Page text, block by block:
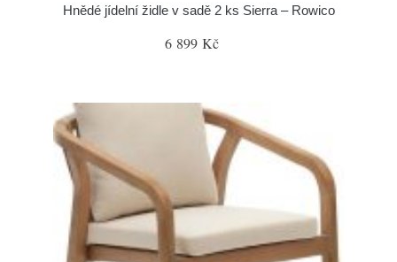
Hnědé jídelní židle v sadě 2 ks Sierra – Rowico
6 899 Kč